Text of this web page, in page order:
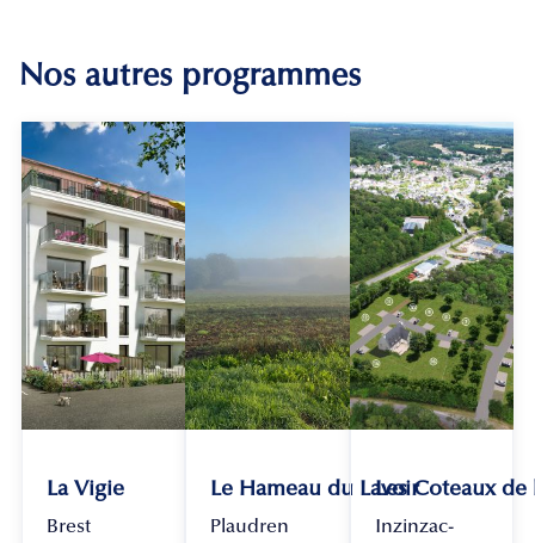
Nos autres programmes
La Vigie
Brest
Le Hameau du Lavoir
Plaudren
Les Coteaux
Inzinzac-